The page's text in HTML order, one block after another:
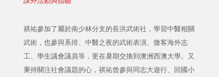
祺祐參加了屬於南少林分支的長洪武術社，學習中醫相關
武術，也參與系排、中醫之夜的武術表演、微客海外志
工、學生議會議員等，更在暑期交換到澳洲西澳大學。又
秉持關注社會議題的心，祺祐曾參與同志大遊行、回國小